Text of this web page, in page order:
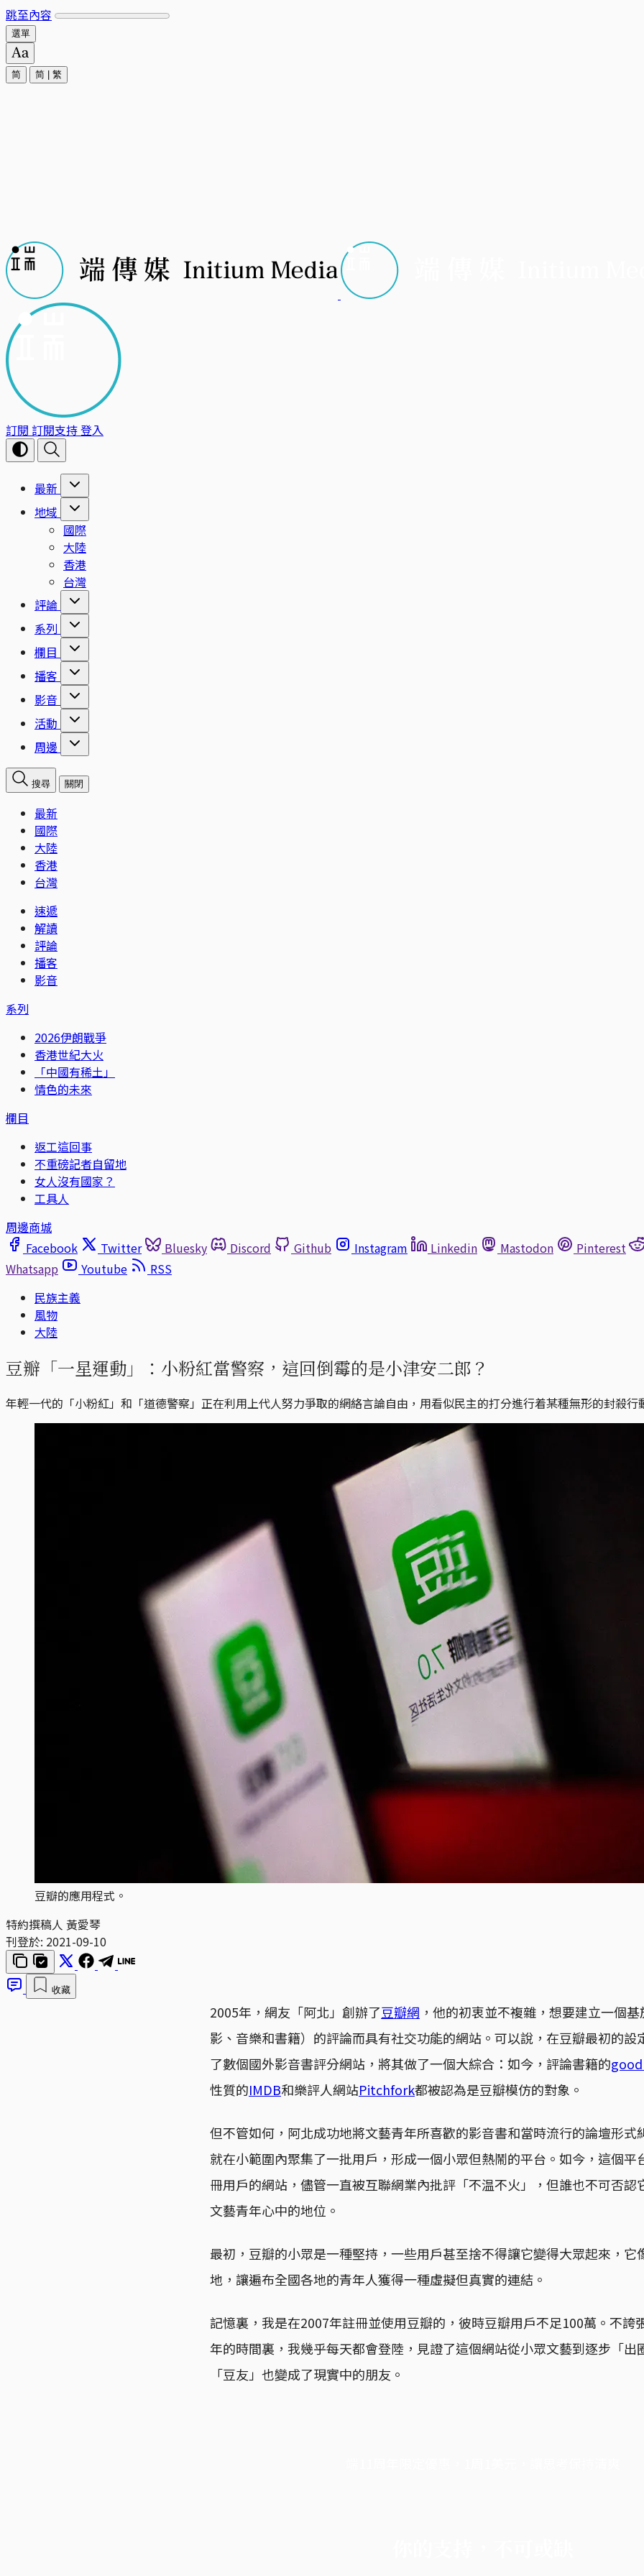
跳至內容
選單
简 简 繁
訂閱 訂閱支持登入
最新
地域
國際
大陸
香港
台灣
評論
系列
欄目
播客
影音
活動
周邊
搜尋 關閉
最新
國際
大陸
香港
台灣
速遞
解讀
評論
播客
影音
系列
2026伊朗戰爭
香港世紀大火
「中國有稀土」
情色的未來
欄目
返工這回事
不重磅記者自留地
女人沒有國家？
工具人
周邊商城
Facebook
Twitter Bluesky Discord Github Instagram Linkedin Mastodon
Pinterest
Whatsapp
Youtube
RSS
民族主義
風物
大陸
豆瓣「一星運動」：小粉紅當警察，這回倒霉的是小津安二郎？
年輕一代的「小粉紅」和「道德警察」正在利用上代人努力爭取的網絡言論自由，用看似民主的打分進行着某種無形的封殺行
豆瓣的應用程式。
特約撰稿人 黃愛琴
刊登於: 2021-09-10
收藏
2005年，網友「阿北」創辦了豆瓣網 ，他的初衷並不複雜，想要建立一個
影、音樂和書籍）的評論而具有社交功能的網站。可以說，在豆瓣最初的設
了數個國外影音書評分網站，將其做了一個大綜合：如今，評論書籍的
性質的IMDB和樂評人網站Pitchfork都被認為是豆瓣模仿的對象。
但不管如何，阿北成功地將文藝青年所喜歡的影音書和當時流行的論壇形式
就在小範圍內聚集了一批用戶，形成一個小眾但熱鬧的平台。如今，這個平
冊用戶的網站，儘管一直被互聯網業內批評「不温不火」，但誰也不可否認
文藝青年心中的地位。
最初，豆瓣的小眾是一種堅持，一些用戶甚至捨不得讓它變得大眾起來，它
地，讓遍布全國各地的青年人獲得一種虛擬但真實的連結。
記憶裏，我是在2007年註冊並使用豆瓣的，彼時豆瓣用戶不足100萬。不誇
年的時間裏，我幾乎每天都會登陸，見證了這個網站從小眾文藝到逐步「出
「豆友」也變成了現實中的朋友。